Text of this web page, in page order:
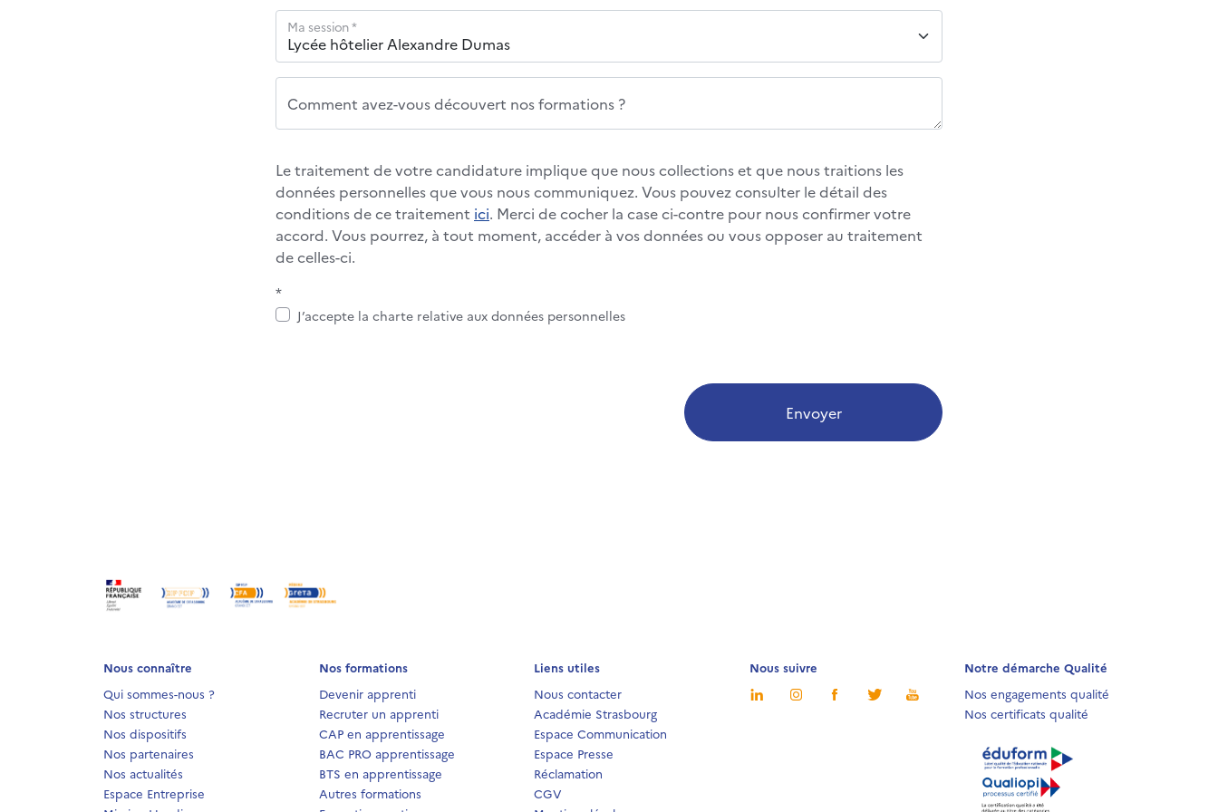
Ma session *
Comment avez-vous découvert nos formations ?
Le traitement de votre candidature implique que nous collections et que nous traitions les
données personnelles que vous nous communiquez. Vous pouvez consulter le détail des
conditions de ce traitement ici. Merci de cocher la case ci-contre pour nous confirmer votre
accord. Vous pourrez, à tout moment, accéder à vos données ou vous opposer au traitement
de celles-ci.
*
J’accepte la charte relative aux données personnelles
Envoyer
Nous connaître
Qui sommes-nous ?
Nos structures
Nos dispositifs
Nos partenaires
Nos actualités
Espace Entreprise
Nos formations
Devenir apprenti
Recruter un apprenti
CAP en apprentissage
BAC PRO apprentissage
BTS en apprentissage
Autres formations
Liens utiles
Nous contacter
Académie Strasbourg
Espace Communication
Espace Presse
Réclamation
CGV
Nous suivre
Notre démarche Qualité
Nos engagements qualité
Nos certificats qualité